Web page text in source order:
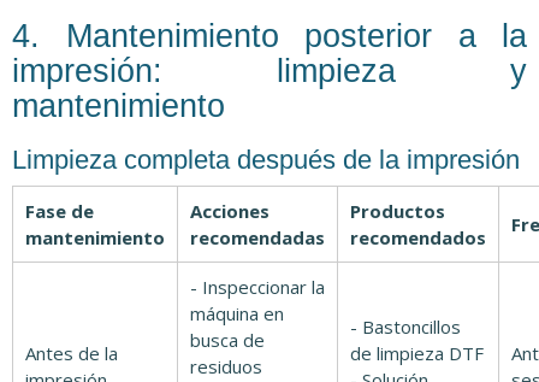
4. Mantenimiento posterior a la
impresión: limpieza y
mantenimiento
Limpieza completa después de la impresión
Fase de
mantenimiento
Acciones
recomendadas
Productos
recomendados
Antes de la
- Inspeccionar la
máquina en
busca de
residuos
- Bastoncillos
de limpieza DTF